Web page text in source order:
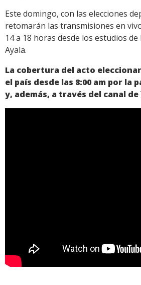
Este domingo, con las elecciones
retomarán las transmisiones en
14 a 18 horas desde los estudios
Ayala.
La cobertura del acto
el país desde las 8:00 am por la
y, además, a través del canal de